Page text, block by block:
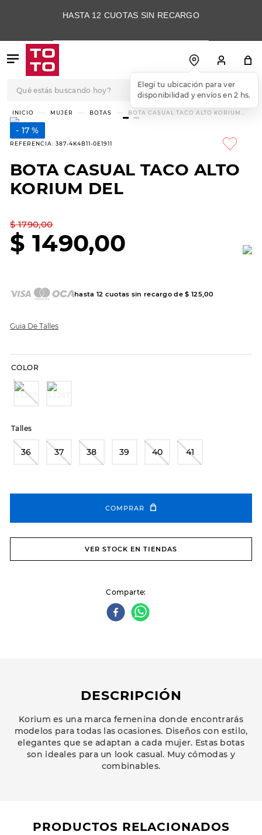
HASTA 12 CUOTAS SIN RECARGO
Elegí tu ubicación para ver
disponibilidad y envíos en 2 hs.
MUJER BOTAS
BOTA CASUAL TACO ALTO KORIUM
DEL
17 %
REFERENCIA: 387-4K4B11-0E1911
BOTA CASUAL TACO ALTO
KORIUM DEL
$ 1790,00
$ 1490,00
hasta 12 cuotas sin recargo de$ 125,00
Guia De Talles
COLOR
Talles
36 37 38 39 40 41
COMPRAR
VER STOCK EN TIENDAS
Comparte
DESCRIPCIÓN
Korium es una marca femenina donde encontrarás
modelos para todas las ocasiones. Diseños con estilo,
elegantes que se adaptan a cada mujer. Estas botas
son ideales para un look casual. Muy cómodas y
combinables.
PRODUCTOS RELACIONADOS
TÉRMINOS MÁS
BUSCADOS